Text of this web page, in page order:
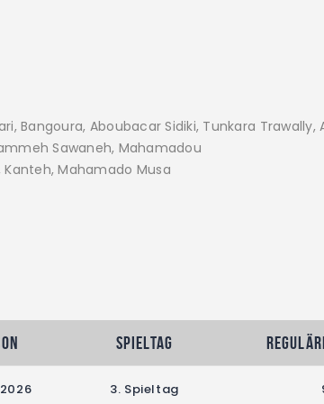
Bangoura, Aboubacar Sidiki, Tunkara Trawally,
Sawaneh, Mahamadou
Kanteh, Mahamado Musa
Spieltag
3. Spieltag